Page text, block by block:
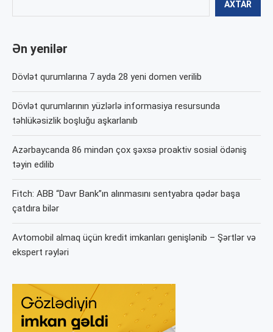
AXTAR
Ən yenilər
Dövlət qurumlarına 7 ayda 28 yeni domen verilib
Dövlət qurumlarının yüzlərlə informasiya resursunda
təhlükəsizlik boşluğu aşkarlanıb
Azərbaycanda 86 mindən çox şəxsə proaktiv sosial ödəniş
təyin edilib
Fitch: ABB “Davr Bank”ın alınmasını sentyabra qədər başa
çatdıra bilər
Avtomobil almaq üçün kredit imkanları genişlənib – Şərtlər və
ekspert rəyləri